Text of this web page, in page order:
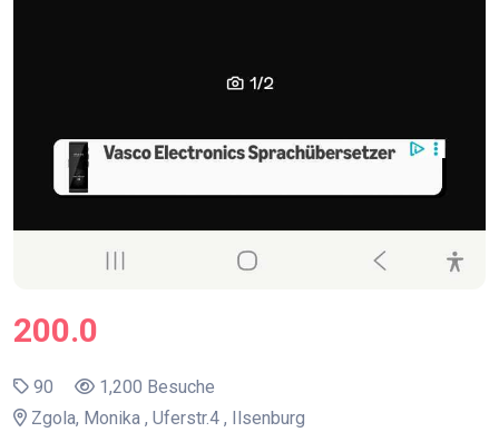
200.0
90
1,200 Besuche
Zgola, Monika , Uferstr.4 , Ilsenburg